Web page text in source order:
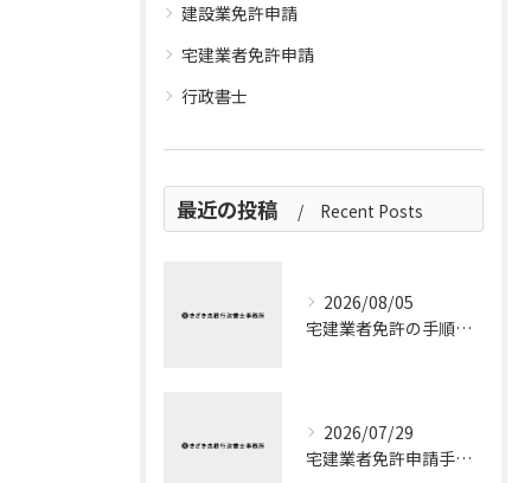
建設業免許申請
宅建業者免許申請
行政書士
最近の投稿 Recent Posts
2026/08/05
宅建業者免許の手順を流れと申請ポイントでわかりやすく整理
2026/07/29
宅建業者免許申請手数料を埼玉県所沢市で無駄なく把握する実践的ガイド